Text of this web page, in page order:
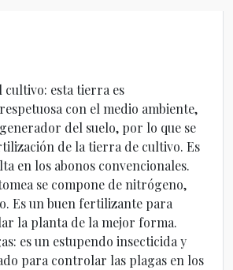
esta tierra es
con el medio ambiente,
del suelo, por lo que se
de la tierra de cultivo. Es
en los abonos convencionales.
se compone de nitrógeno,
Es un buen fertilizante para
la planta de la mejor forma.
es un estupendo insecticida y
para controlar las plagas en los